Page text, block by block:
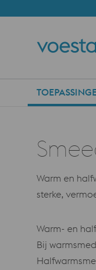
Warm en
sterke,
Warm- en
Bij